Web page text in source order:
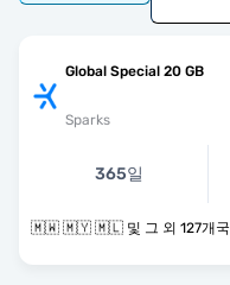
Global Special 20 GB
Sparks
365일
🇲🇼 🇲🇾 🇲🇱 및 그 외 127개국